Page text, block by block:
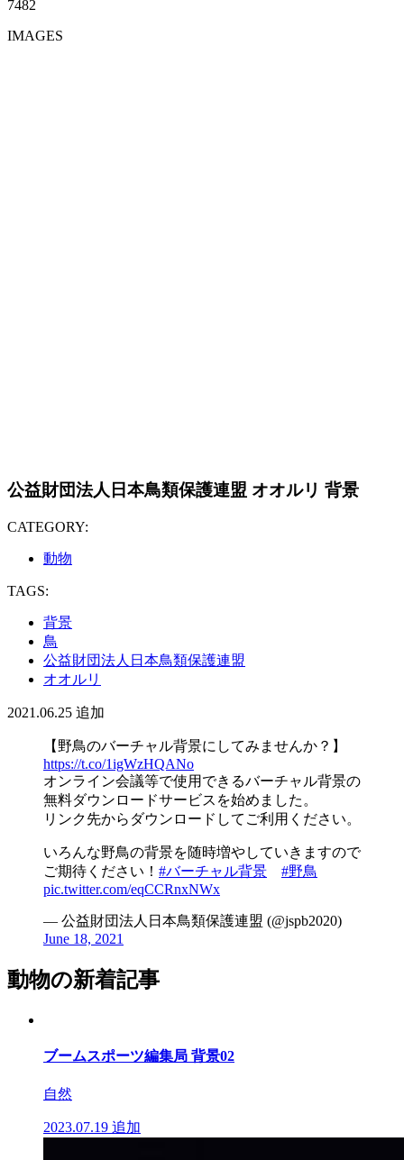
7482
IMAGES
公益財団法人日本鳥類保護連盟 オオルリ 背景
CATEGORY:
動物
TAGS:
背景
鳥
公益財団法人日本鳥類保護連盟
オオルリ
2021.06.25 追加
【野鳥のバーチャル背景にしてみませんか？】
https://t.co/1igWzHQANo
オンライン会議等で使用できるバーチャル背景の
無料ダウンロードサービスを始めました。
リンク先からダウンロードしてご利用ください。
いろんな野鳥の背景を随時増やしていきますので
ご期待ください！ #バーチャル背景
#野鳥
pic.twitter.com/eqCCRnxNWx
— 公益財団法人日本鳥類保護連盟 (@jspb2020)
June 18, 2021
動物の新着記事
ブームスポーツ編集局 背景02
自然
2023.07.19 追加